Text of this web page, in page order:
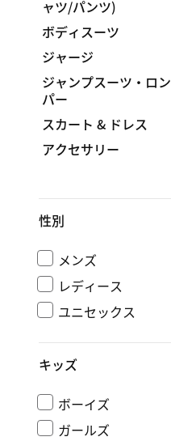
ャツ/パンツ)
ボディスーツ
ジャージ
ジャンプスーツ・ロン
パー
スカート & ドレス
アクセサリー
性別
メンズ
レディース
ユニセックス
キッズ
ボーイズ
ガールズ